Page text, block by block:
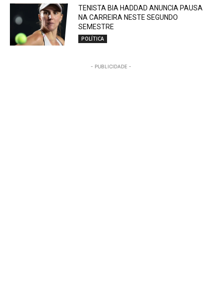
TENISTA BIA HADDAD ANUNCIA PAUSA
NA CARREIRA NESTE SEGUNDO
SEMESTRE
POLÍTICA
- PUBLICIDADE -